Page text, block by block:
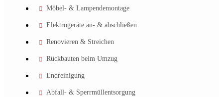
Möbel- & Lampendemontage
Elektrogeräte an- & abschließen
Renovieren & Streichen
Rückbauten beim Umzug
Endreinigung
Abfall- & Sperrmüllentsorgung